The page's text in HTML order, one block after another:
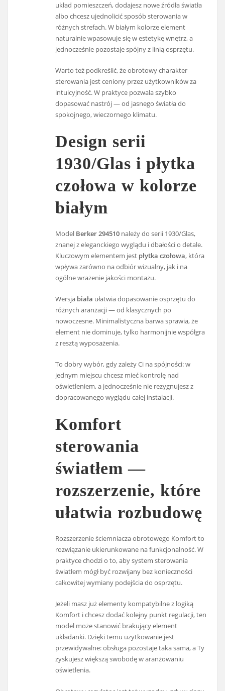
układ pomieszczeń, dodajesz nowe źródła światła
albo chcesz ujednolicić sposób sterowania w
różnych strefach. W białym kolorze element
naturalnie wpasowuje się w estetykę wnętrz, a
jednocześnie pozostaje spójny z linią osprzętu.
Warto też podkreślić, że obrotowy charakter
sterowania jest ceniony przez użytkowników za
intuicyjność. W praktyce pozwala szybko
dopasować nastrój — od jasnego światła do
spokojnego, wieczornego klimatu.
Design serii
1930/Glas i płytka
czołowa w kolorze
białym
Model Berker 294510 należy do serii 1930/Glas,
znanej z eleganckiego wyglądu i dbałości o detale.
Kluczowym elementem jest płytka czołowa, która
wpływa zarówno na odbiór wizualny, jak i na
ogólne wrażenie jakości montażu.
Wersja biała ułatwia dopasowanie osprzętu do
różnych aranżacji — od klasycznych po
nowoczesne. Minimalistyczna barwa sprawia, że
element nie dominuje, tylko harmonijnie współgra
z resztą wyposażenia.
To dobry wybór, gdy zależy Ci na spójności: w
jednym miejscu chcesz mieć kontrolę nad
oświetleniem, a jednocześnie nie rezygnujesz z
dopracowanego wyglądu całej instalacji.
Komfort
sterowania
światłem —
rozszerzenie, które
ułatwia rozbudowę
Rozszerzenie ściemniacza obrotowego Komfort to
rozwiązanie ukierunkowane na funkcjonalność. W
praktyce chodzi o to, aby system sterowania
światłem mógł być rozwijany bez konieczności
całkowitej wymiany podejścia do osprzętu.
Jeżeli masz już elementy kompatybilne z logiką
Komfort i chcesz dodać kolejny punkt regulacji, ten
model może stanowić brakujący element
układanki. Dzięki temu użytkowanie jest
przewidywalne: obsługa pozostaje taka sama, a Ty
zyskujesz większą swobodę w aranżowaniu
oświetlenia.